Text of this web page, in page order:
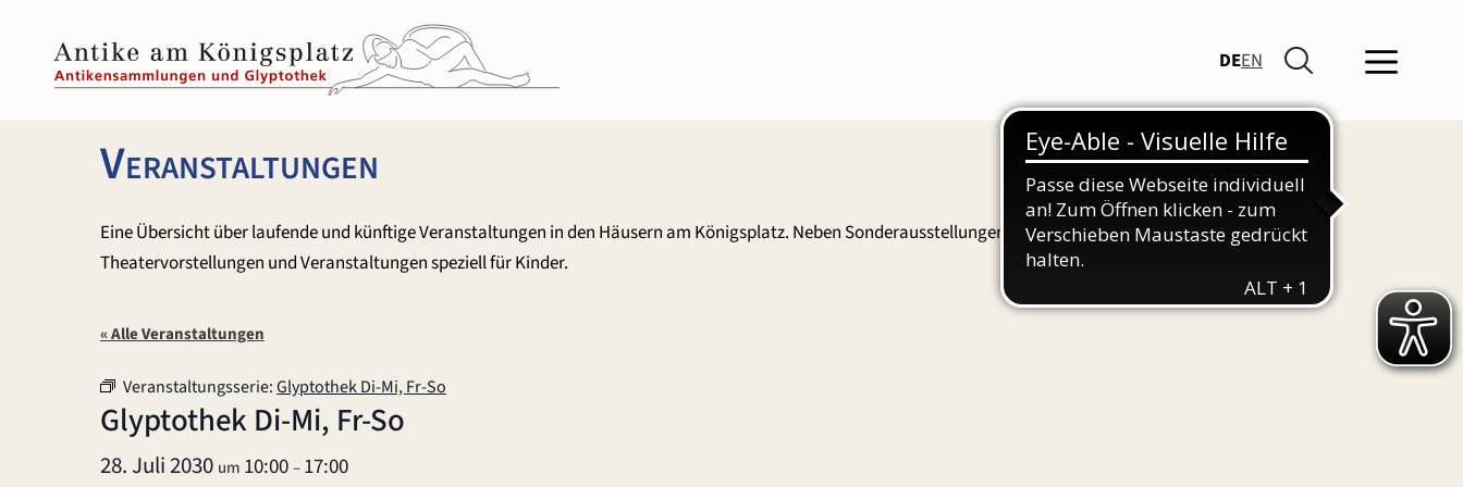
springen
DEEN
Veranstaltungen
Eine Übersicht über laufende und künftige Veranstaltungen in den Häusern am Königsplatz. Neben Sonderausstellungen und Führungen finden Sie hier auch
Theatervorstellungen und Veranstaltungen speziell für Kinder.
« Alle Veranstaltungen
Veranstaltungsserie:Glyptothek Di-Mi, Fr-So
Glyptothek Di-Mi, Fr-So
28. Juli 2030 um 10:00–17:00